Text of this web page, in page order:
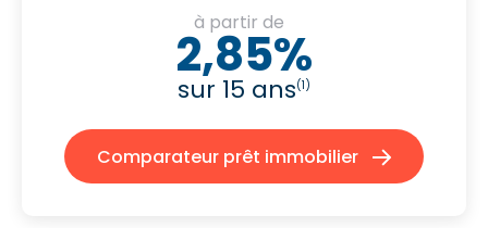
à partir de
2,85%
sur 15 ans(1)
Comparateur prêt immobilier